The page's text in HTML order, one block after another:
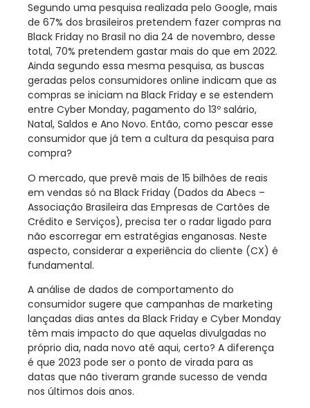
Segundo uma pesquisa realizada pelo Google, mais
de 67% dos brasileiros pretendem fazer compras na
Black Friday no Brasil no dia 24 de novembro, desse
total, 70% pretendem gastar mais do que em 2022.
Ainda segundo essa mesma pesquisa, as buscas
geradas pelos consumidores online indicam que as
compras se iniciam na Black Friday e se estendem
entre Cyber Monday, pagamento do 13º salário,
Natal, Saldos e Ano Novo. Então, como pescar esse
consumidor que já tem a cultura da pesquisa para
compra?
O mercado, que prevê mais de 15 bilhões de reais
em vendas só na Black Friday (Dados da Abecs –
Associação Brasileira das Empresas de Cartões de
Crédito e Serviços), precisa ter o radar ligado para
não escorregar em estratégias enganosas. Neste
aspecto, considerar a experiência do cliente (CX) é
fundamental.
A análise de dados de comportamento do
consumidor sugere que campanhas de marketing
lançadas dias antes da Black Friday e Cyber Monday
têm mais impacto do que aquelas divulgadas no
próprio dia, nada novo até aqui, certo? A diferença
é que 2023 pode ser o ponto de virada para as
datas que não tiveram grande sucesso de venda
nos últimos dois anos.